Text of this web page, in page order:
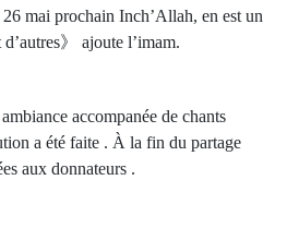
mai prochain Inch’Allah, en est un
》 ajoute l’imam.
accompanée de chants
a été faite . À la fin du partage
aux donnateurs .